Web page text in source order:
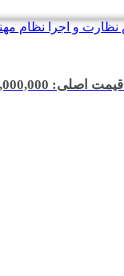
قیمت اصلی: 20,000,000 تومان بود.